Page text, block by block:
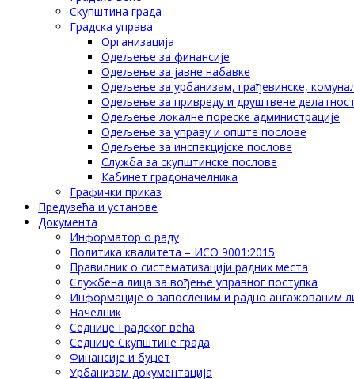
Скупштина града
Градска управа
Организација
Одељење за финансије
Одељење за јавне набавке
Одељење за урбанизам, грађевинске,
Одељење за привреду и друштвене
Одељење локалне пореске администрације
Одељење за управу и опште послове
Одељење за инспекцијске послове
Служба за скупштинске послове
Кабинет градоначелника
Графички приказ
Предузећа и установе
Документа
Информатор о раду
Политика квалитета – ИСО 9001:2015
Правилник о систематизацији радних места
Службена лица за вођење управног поступка
Информације о запосленим и радно ангажованим
Начелник
Седнице Градског већа
Седнице Скупштине града
Финансије и буџет
Урбанизам документација